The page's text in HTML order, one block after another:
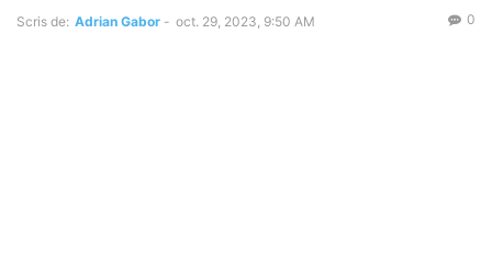
Scris de: Adrian Gabor - oct. 29, 2023, 9:50 AM 0